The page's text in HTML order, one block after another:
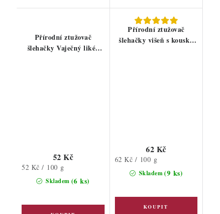
Přírodní ztužovač
šlehačky Vaječný likér
Skladem (6 ks)
52 Kč
Měrná
52 Kč / 100 g
Přírodní ztužovač
šlehačky višeň s kousky
Skladem(9 ks)
62 Kč
Měrná
62 Kč / 100 g